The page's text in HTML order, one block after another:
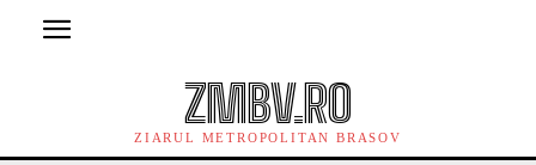
ZMBV.RO
ZIARUL METROPOLITAN BRASOV